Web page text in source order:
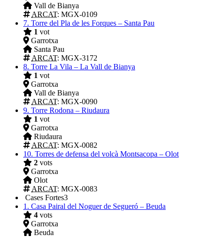
Vall de Bianya
ARCAT: MGX-0109
7. Torre del Pla de les Forques – Santa Pau
1 vot
Garrotxa
Santa Pau
ARCAT: MGX-3172
8. Torre La Vila – La Vall de Bianya
1 vot
Garrotxa
Vall de Bianya
ARCAT: MGX-0090
9. Torre Rodona – Riudaura
1 vot
Garrotxa
Riudaura
ARCAT: MGX-0082
10. Torres de defensa del volcà Montsacopa – Olot
2 vots
Garrotxa
Olot
ARCAT: MGX-0083
Cases Fortes3
1. Casa Pairal del Noguer de Segueró – Beuda
4 vots
Garrotxa
Beuda